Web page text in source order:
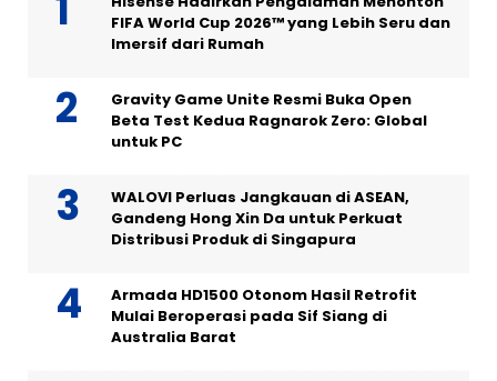
FIFA World Cup 2026™ yang Lebih Seru dan
Imersif dari Rumah
Gravity Game Unite Resmi Buka Open
Beta Test Kedua Ragnarok Zero: Global
untuk PC
WALOVI Perluas Jangkauan di ASEAN,
Gandeng Hong Xin Da untuk Perkuat
Distribusi Produk di Singapura
Armada HD1500 Otonom Hasil Retrofit
Mulai Beroperasi pada Sif Siang di
Australia Barat